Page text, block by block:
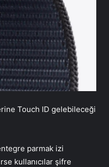
Touch ID gelebileceği
parmak izi
kullanıcılar şifre